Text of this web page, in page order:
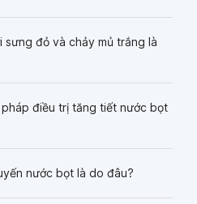
sưng đỏ và chảy mủ trắng là
điều trị tăng tiết nước bọt
nước bọt là do đâu?